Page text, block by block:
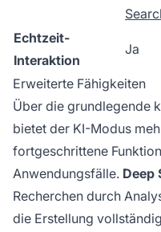
Echtzeit-
Interaktion
Ja
Erweiterte Fähigkeiten
Über die grundlegende
bietet der KI-Modus
fortgeschrittene
Anwendungsfälle. Deep
Recherchen durch
die Erstellung